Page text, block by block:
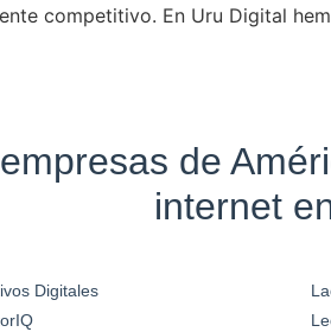
competitivo. En Uru Digital
de
internet
Digitales